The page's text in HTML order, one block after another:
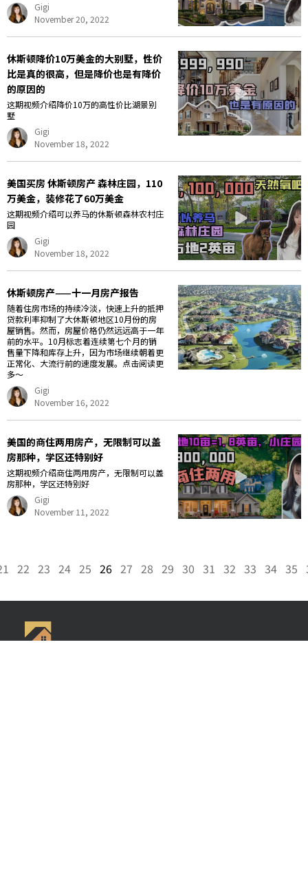
Gigi
November 20, 2022
休斯顿降价10万美金的大别墅，性价
比是真的很高，但是降价也是有降价
的原因的
这期视频介绍降价10万的高性价比湖景别
墅
Gigi
November 18, 2022
美国买房 休斯顿房产 森林庄园，110
万美金，装修花了60万美金
这期视频介绍可以养马的休斯顿森林农村庄
园
Gigi
November 18, 2022
休斯顿房产——十一月房产报告
随着住房市场的持续冷淡，快速上升的抵押
贷款利率抑制了大休斯顿地区10月份的房
屋销售。然而，房屋价格仍然远远高于一年
前的水平。10月标志着连续第七个月的销
售量下降和库存上升，因为市场继续朝着更
正常化、大流行前的速度发展。点击阅读更
多～
Gigi
November 16, 2022
美国的商住两用房产，无限制可以盖
房那种，学区还特别好
这期视频介绍商住两用房产，无限制可以盖
房那种，学区还特别好
Gigi
November 11, 2022
22 23 24 25 26 27 28 29 30 31 32 33 34 35